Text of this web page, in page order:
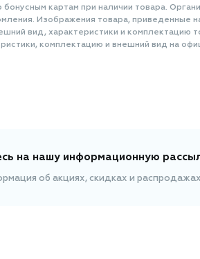
бонусным картам при наличии товара.
Изображения товара, приведенные
вид, характеристики и
комплектацию и внешний вид на
на нашу информационную
об акциях, скидках и